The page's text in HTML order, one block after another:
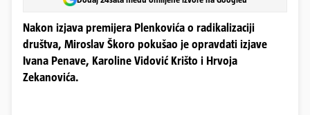
Nakon izjava premijera Plenkovića o radikalizaciji
društva, Miroslav Škoro pokušao je opravdati izjave
Ivana Penave, Karoline Vidović Krišto i Hrvoja
Zekanovića.